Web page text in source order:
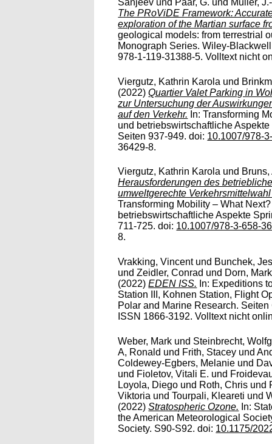
The PRoViDE Framework:
exploration of the Martian surface
geological models: from terrestrial
Monograph Series. Wiley-
978-1-119-31388-5. Volltext nicht
Viergutz, Kathrin Karola und
(2022)Quartier Valet Parking in
zur Untersuchung der
auf den Verkehr. In: Transforming
und betriebswirtschaftliche
Seiten 937-949. doi: 10.1007/978-
36429-8.
Viergutz, Kathrin Karola und Bruns,
Herausforderungen des
umweltgerechte
Transforming Mobility – What
betriebswirtschaftliche Aspekte
711-725. doi: 10.1007/978-3-658-
8.
Vrakking, Vincentund Bunchek,
undZeidler, Conrad und Dorn,
(2022)EDEN ISS. In: Expeditions
Station III, Kohnen Station, Flight
Polar and Marine Research.
ISSN 1866-3192. Volltext nicht
Weber, Mark und Steinbrecht,
A, Ronald und Frith, Stacey und
Coldewey-Egbers, Melanie und
und Fioletov, Vitali E. und
Loyola, Diego und Roth, Chris und
Viktoria undTourpali, Kleareti und
(2022)Stratospheric Ozone. In:
the American Meteorological
Society. S90-S92. doi: 10.1175/